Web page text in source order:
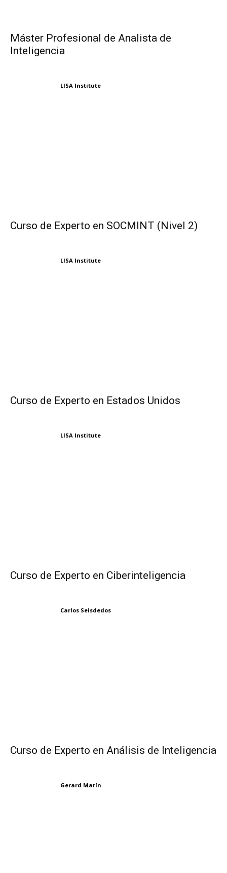
Máster Profesional de Analista de
Inteligencia
LISA Institute
Curso de Experto en SOCMINT (Nivel 2)
LISA Institute
Curso de Experto en Estados Unidos
LISA Institute
Curso de Experto en Ciberinteligencia
Carlos Seisdedos
Curso de Experto en Análisis de Inteligencia
Gerard Marín